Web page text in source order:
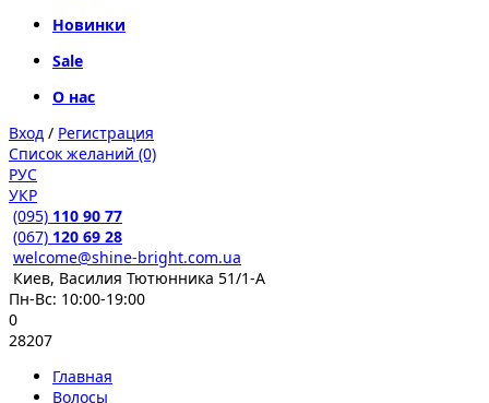
Новинки
Sale
О нас
Вход / Регистрация
Список желаний (0)
РУС
УКР
(095) 110 90 77
(067) 120 69 28
welcome@shine-bright.com.ua
Киев, Василия Тютюнника 51/1-А
Пн-Вс: 10:00-19:00
0
28207
Главная
Волосы